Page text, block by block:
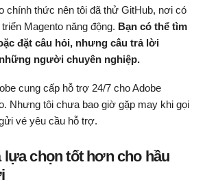
chính thức nên tôi đã thử GitHub, nơi có
Magento năng động. Bạn có thể tìm
đặt câu hỏi, nhưng câu trả lời
người chuyên nghiệp.
cung cấp hỗ trợ 24/7 cho Adobe
Nhưng tôi chưa bao giờ gặp may khi gọi
vé yêu cầu hỗ trợ.
lựa chọn tốt hơn cho hầu